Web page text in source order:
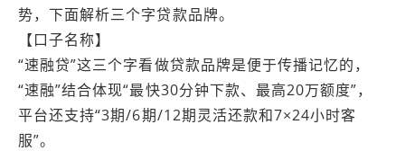
势，下面解析三个字贷款品牌。
【口子名称】
“速融贷”这三个字看做贷款品牌是便于传播记忆的，
“速融”结合体现“最快30分钟下款、最高20万额度”，
平台还支持“3期/6期/12期灵活还款和7×24小时客
服”。